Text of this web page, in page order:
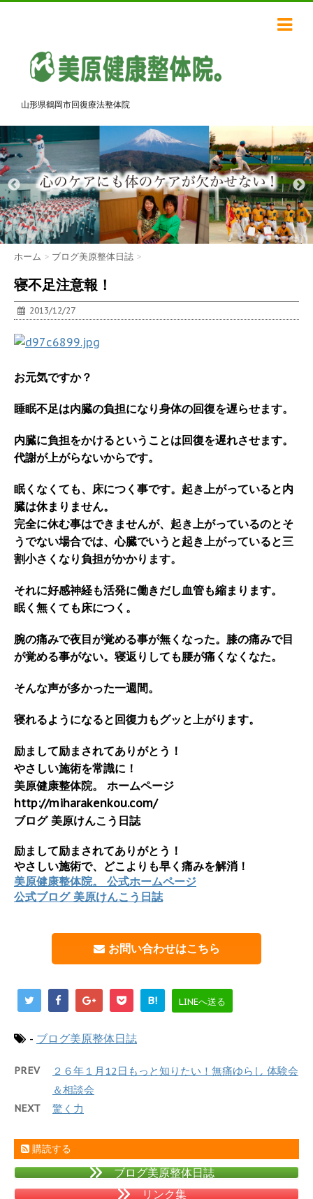
山形県鶴岡市回復療法整体院
ホーム > ブログ美原整体日誌 >
寝不足注意報！
2013/12/27
お元気ですか？
睡眠不足は内臓の負担になり身体の回復を遅らせます。
内臓に負担をかけるということは回復を遅れさせます。
代謝が上がらないからです。
眠くなくても、床につく事です。起き上がっていると内
臓は休まりません。
完全に休む事はできませんが、起き上がっているのとそ
うでない場合では、心臓でいうと起き上がっていると三
割小さくなり負担がかかります。
それに好感神経も活発に働きだし血管も縮まります。
眠く無くても床につく。
腕の痛みで夜目が覚める事が無くなった。膝の痛みで目
が覚める事がない。寝返りしても腰が痛くなくなた。
そんな声が多かった一週間。
寝れるようになると回復力もグッと上がります。
励まして励まされてありがとう！
やさしい施術を常識に！
美原健康整体院。 ホームページ
http://miharakenkou.com/
ブログ 美原けんこう日誌
励まして励まされてありがとう！
やさしい施術で、どこよりも早く痛みを解消！
美原健康整体院。 公式ホームページ
公式ブログ 美原けんこう日誌
お問い合わせはこちら
B! LINEへ送る
- ブログ美原整体日誌
PREV
２６年１月12日もっと知りたい！無痛ゆらし 体験会
＆相談会
NEXT 驚く力
購読する
ブログ美原整体日誌
リンク集